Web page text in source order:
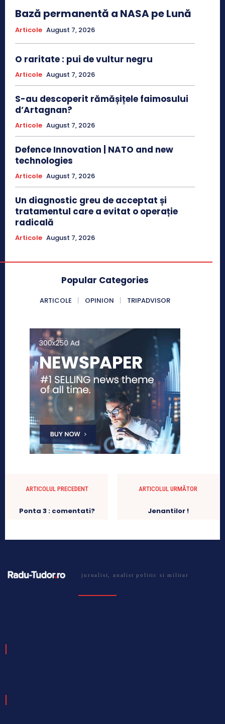
Bază permanentă a NASA pe Lună
Articole August 7, 2026
O raritate : pui de vultur negru
Articole August 7, 2026
S-au descoperit rămășițele faimosului
d’Artagnan?
Articole August 7, 2026
Defence Innovation | NATO and new
technologies
Articole August 7, 2026
Un diagnostic greu de acceptat și
tratamentul care a evitat o operație
radicală
Articole August 7, 2026
Popular Categories
ARTICOLE OPINION TRIPADVISOR
ARTICOLUL PRECEDENT
Ponta 3 : comentati?
ARTICOLUL URMĂTOR
Jenantilor !
jurnalist, analist politic si militar